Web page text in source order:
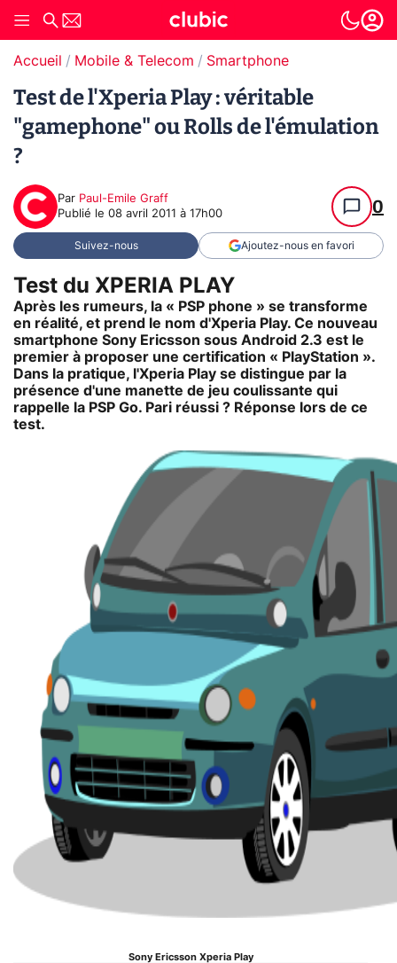
Accueil Mobile & Telecom Smartphone
Test de l'Xperia Play : véritable
"gamephone" ou Rolls de l'émulation
?
Par Paul-Emile Graff
Publié le 08 avril 2011 à 17h00 0
Suivez-nous Ajoutez-nous en favori
Test du XPERIA PLAY
Après les rumeurs, la « PSP phone » se transforme
en réalité, et prend le nom d'Xperia Play. Ce nouveau
smartphone Sony Ericsson sous Android 2.3 est le
premier à proposer une certification « PlayStation ».
Dans la pratique, l'Xperia Play se distingue par la
présence d'une manette de jeu coulissante qui
rappelle la PSP Go. Pari réussi ? Réponse lors de ce
test.
Sony Ericsson Xperia Play